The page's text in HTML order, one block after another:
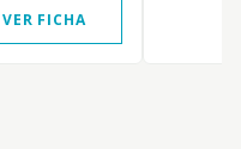
VER FICHA